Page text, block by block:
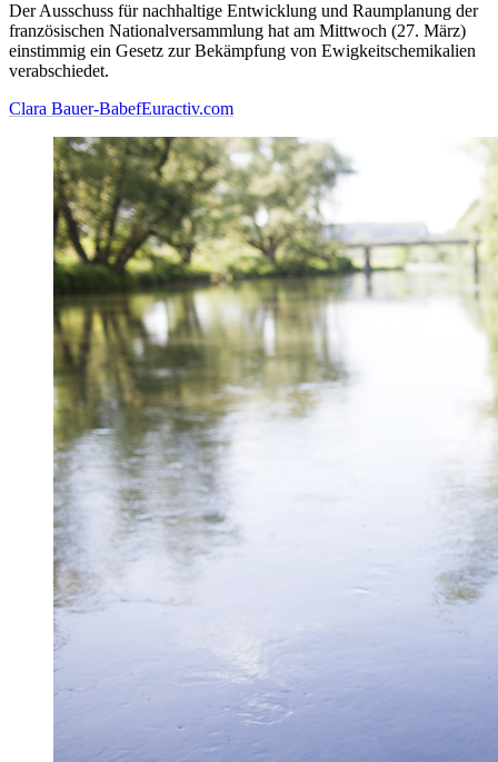
Der Ausschuss für nachhaltige Entwicklung und Raumplanung der
französischen Nationalversammlung hat am Mittwoch (27. März)
einstimmig ein Gesetz zur Bekämpfung von Ewigkeitschemikalien
verabschiedet.
Clara Bauer-BabefEuractiv.com